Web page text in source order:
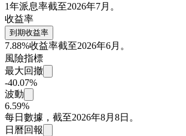
1年派息率截至2026年7月。
收益率
到期收益率
7.88%收益率截至2026年6月。
風險指標
最大回撤
-40.07%
波動
6.59%
每日數據，截至2026年8月8日。
日曆回報